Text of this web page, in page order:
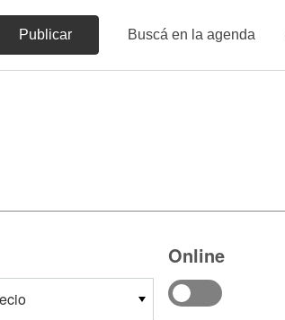
Publicar Buscá en la agenda
Online